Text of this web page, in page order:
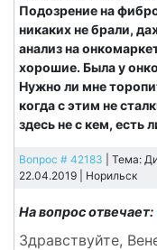
Подозрение на
никаких не брали,
анализ на
хорошие. Была у
Нужно ли мне
когда с этим не
здесь не с кем, есть
Вопрос # 42183 | Тема:
22.04.2019 | Норильск
На вопрос отвечает:
Здравствуйте,